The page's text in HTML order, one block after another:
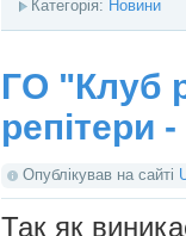
Категорія: Новини
ГО "Клуб
репітери
Опублікував на сайті
Так як